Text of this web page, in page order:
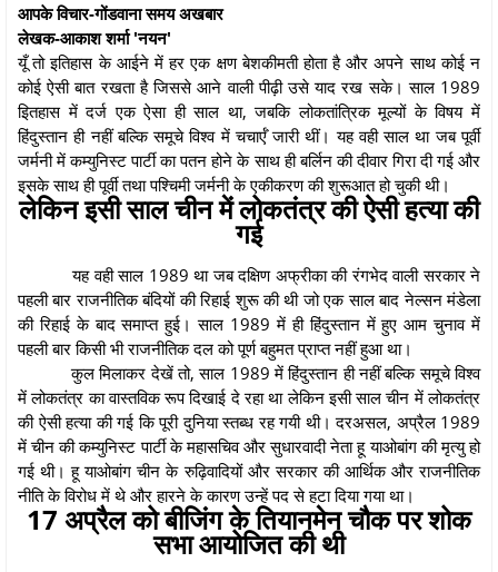
आपके विचार-गोंडवाना समय अखबार
लेखक-आकाश शर्मा 'नयन'
यूँ तो इतिहास के आईने में हर एक क्षण बेशकीमती होता है और अपने साथ कोई न
कोई ऐसी बात रखता है जिससे आने वाली पीढ़ी उसे याद रख सके। साल 1989
इितहास में दर्ज एक ऐसा ही साल था, जबकि लोकतांत्रिक मूल्यों के विषय में
हिंदुस्तान ही नहीं बल्कि समूचे विश्व में चचार्एँ जारी थीं। यह वही साल था जब पूर्वी
जर्मनी में कम्युनिस्ट पार्टी का पतन होने के साथ ही बर्लिन की दीवार गिरा दी गई और
इसके साथ ही पूर्वी तथा पश्चिमी जर्मनी के एकीकरण की शुरूआत हो चुकी थी।
लेकिन इसी साल चीन में लोकतंत्र की ऐसी हत्या की
गई
यह वही साल 1989 था जब दक्षिण अफ्रीका की रंगभेद वाली सरकार ने
पहली बार राजनीतिक बंदियों की रिहाई शुरू की थी जो एक साल बाद नेल्सन मंडेला
की रिहाई के बाद समाप्त हुई। साल 1989 में ही हिंदुस्तान में हुए आम चुनाव में
पहली बार किसी भी राजनीतिक दल को पूर्ण बहुमत प्राप्त नहीं हुआ था।
कुल मिलाकर देखें तो, साल 1989 में हिंदुस्तान ही नहीं बल्कि समूचे विश्व
में लोकतंत्र का वास्तविक रूप दिखाई दे रहा था लेकिन इसी साल चीन में लोकतंत्र
की ऐसी हत्या की गई कि पूरी दुनिया स्तब्ध रह गयी थी। दरअसल, अप्रैल 1989
में चीन की कम्युनिस्ट पार्टी के महासचिव और सुधारवादी नेता हू याओबांग की मृत्यु हो
गई थी। हू याओबांग चीन के रुढ़िवादियों और सरकार की आर्थिक और राजनीतिक
नीति के विरोध में थे और हारने के कारण उन्हें पद से हटा दिया गया था।
17 अप्रैल को बीजिंग के तियानमेन चौक पर शोक
सभा आयोजित की थी